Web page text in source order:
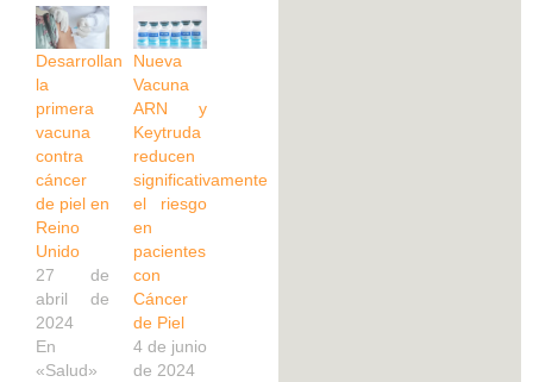
Desarrollan
la
primera
vacuna
contra
cáncer
de piel en
Reino
Unido
27 de
abril de
2024
En
«Salud»
Nueva
Vacuna
ARN y
Keytruda
reducen
significativamente
el riesgo
en
pacientes
con
Cáncer
de Piel
4 de junio
de 2024